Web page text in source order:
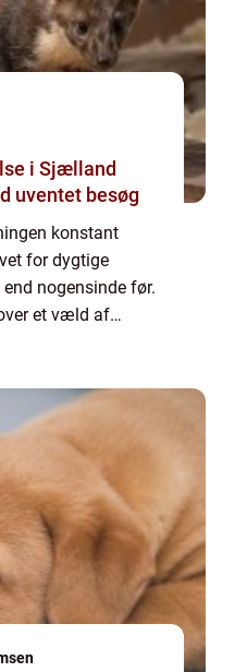
i Sjælland
uventet besøg
konstant
for dygtige
nogensinde før.
et væld af